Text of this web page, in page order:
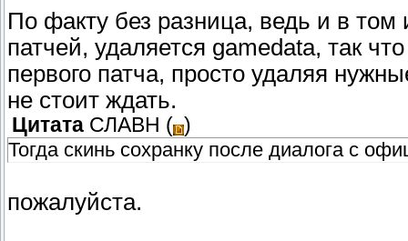
По факту без разница, ведь и в том
патчей, удаляется gamedata, так
первого патча, просто удаляя
не стоит ждать.
Цитата СЛАВН ( )
Тогда скинь сохранку после диалога с
пожалуйста.